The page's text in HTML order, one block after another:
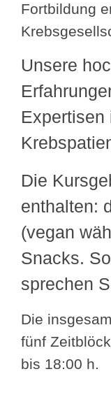
Fortbildung
Unsere
Expertisen
Die
enthalten:
(vegan
Snacks.
sprechen
Die
fünf
bis 18:00 h.